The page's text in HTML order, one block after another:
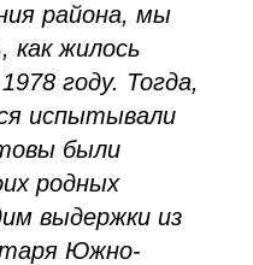
района, мы
как жилось
году. Тогда,
испытывали
были
родных
выдержки из
Южно-